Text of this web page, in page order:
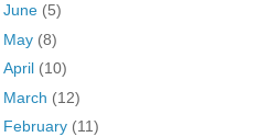
June (5)
May (8)
April (10)
March (12)
February (11)